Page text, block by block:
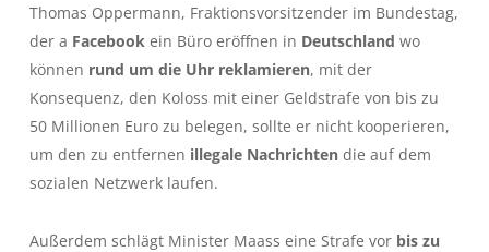
Thomas Oppermann, Fraktionsvorsitzender im Bundestag,
der a Facebookein Büro eröffnen in Deutschland wo
können rund um die Uhr reklamieren, mit der
Konsequenz, den Koloss mit einer Geldstrafe von bis zu
50 Millionen Euro zu belegen, sollte er nicht kooperieren,
um den zu entfernen illegale Nachrichtendie auf dem
sozialen Netzwerk laufen.
Außerdem schlägt Minister Maass eine Strafe vor bis zu